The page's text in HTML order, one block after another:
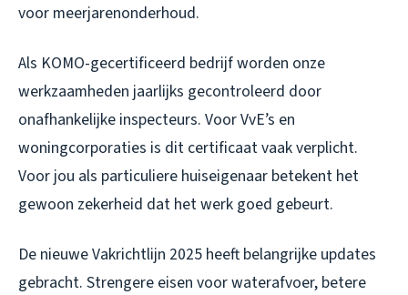
voor meerjarenonderhoud.
Als KOMO-gecertificeerd bedrijf worden onze
werkzaamheden jaarlijks gecontroleerd door
onafhankelijke inspecteurs. Voor VvE’s en
woningcorporaties is dit certificaat vaak verplicht.
Voor jou als particuliere huiseigenaar betekent het
gewoon zekerheid dat het werk goed gebeurt.
De nieuwe Vakrichtlijn 2025 heeft belangrijke updates
gebracht. Strengere eisen voor waterafvoer, betere